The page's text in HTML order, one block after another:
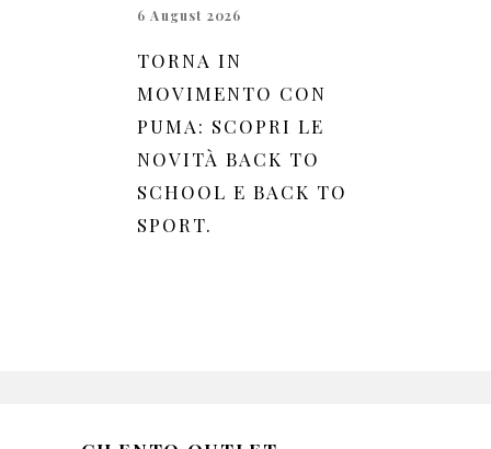
6 August 2026
TORNA IN
MOVIMENTO CON
PUMA: SCOPRI LE
NOVITÀ BACK TO
SCHOOL E BACK TO
SPORT.